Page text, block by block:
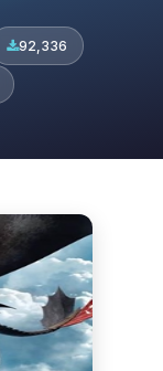
92,336